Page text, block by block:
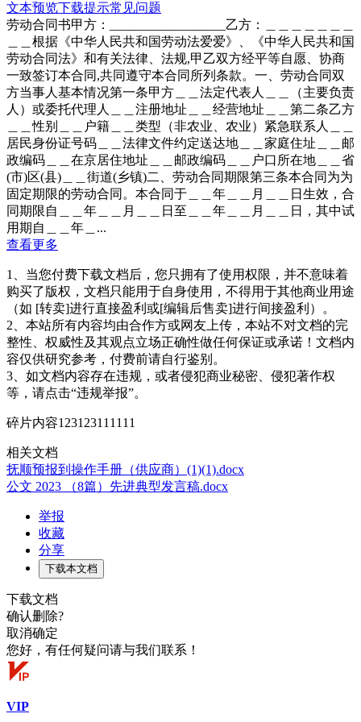
文本预览下载提示常见问题
劳动合同书甲方：__________________乙方：＿＿＿＿＿＿＿
＿＿根据《中华人民共和国劳动法爱爱》、《中华人民共和国
劳动合同法》和有关法律、法规,甲乙双方经平等自愿、协商
一致签订本合同,共同遵守本合同所列条款。一、劳动合同双
方当事人基本情况第一条甲方＿＿法定代表人＿＿（主要负责
人）或委托代理人＿＿注册地址＿＿经营地址＿＿第二条乙方
＿＿性别＿＿户籍＿＿类型（非农业、农业）紧急联系人＿＿
居民身份证号码＿＿法律文件约定送达地＿＿家庭住址＿＿邮
政编码＿＿在京居住地址＿＿邮政编码＿＿户口所在地＿＿省
(市)区(县)＿＿街道(乡镇)二、劳动合同期限第三条本合同为为
固定期限的劳动合同。本合同于＿＿年＿＿月＿＿日生效，合
同期限自＿＿年＿＿月＿＿日至＿＿年＿＿月＿＿日，其中试
用期自＿＿年＿...
查看更多
1、当您付费下载文档后，您只拥有了使用权限，并不意味着
购买了版权，文档只能用于自身使用，不得用于其他商业用途
（如 [转卖]进行直接盈利或[编辑后售卖]进行间接盈利）。
2、本站所有内容均由合作方或网友上传，本站不对文档的完
整性、权威性及其观点立场正确性做任何保证或承诺！文档内
容仅供研究参考，付费前请自行鉴别。
3、如文档内容存在违规，或者侵犯商业秘密、侵犯著作权
等，请点击“违规举报”。
碎片内容123123111111
相关文档
抚顺预报到操作手册（供应商）(1)(1).docx
公文 2023 （8篇）先进典型发言稿.docx
举报
收藏
分享
下载本文档
下载文档
确认删除?
取消确定
您好，有任何疑问请与我们联系！
VIP